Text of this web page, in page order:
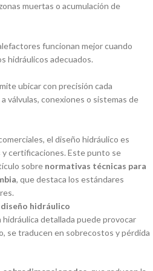
muertas o acumulación de
funcionan mejor cuando
hidráulicos adecuados.
ubicar con precisión cada
válvulas, conexiones o sistemas de
el diseño hidráulico es
certificaciones. Este punto se
sobre normativas técnicas para
, que destaca los estándares
hidráulico
hidráulica detallada puede provocar
se traducen en sobrecostos y pérdida